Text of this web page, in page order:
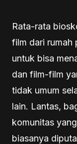
Rata-rata
film dari rumah
untuk bisa
dan film-film
tidak umum
lain. Lantas,
komunitas
biasanya